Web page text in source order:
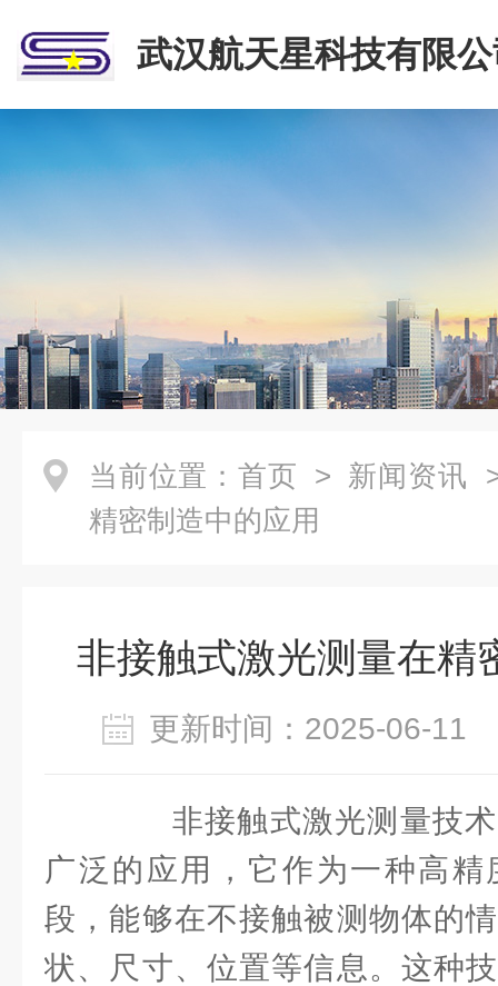
武汉航天星科技有限
当前位置： 首页 > 新闻资讯
精密制造中的应用
非接触式激光测量在精
更新时间：2025-06-
非接触式激光测量技术
广泛的应用，它作为一种高
段，能够在不接触被测物体的
状、尺寸、位置等信息。这种